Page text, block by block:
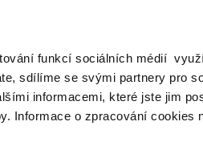
funkcí sociálních médií
sdílíme se svými partnery pro
informacemi, které jste jim
Informace o zpracování cookies
Vyhledat